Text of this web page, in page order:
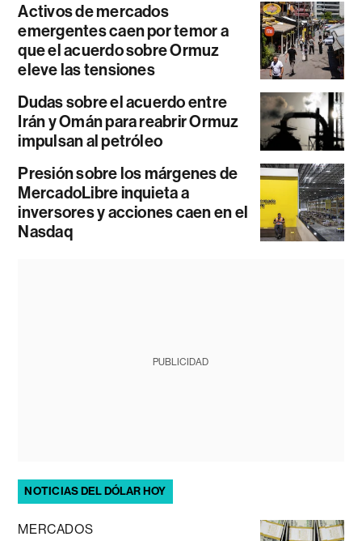
Activos de mercados
emergentes caen por temor a
que el acuerdo sobre Ormuz
eleve las tensiones
Dudas sobre el acuerdo entre
Irán y Omán para reabrir Ormuz
impulsan al petróleo
Presión sobre los márgenes de
MercadoLibre inquieta a
inversores y acciones caen en el
Nasdaq
PUBLICIDAD
NOTICIAS DEL DÓLAR HOY
MERCADOS